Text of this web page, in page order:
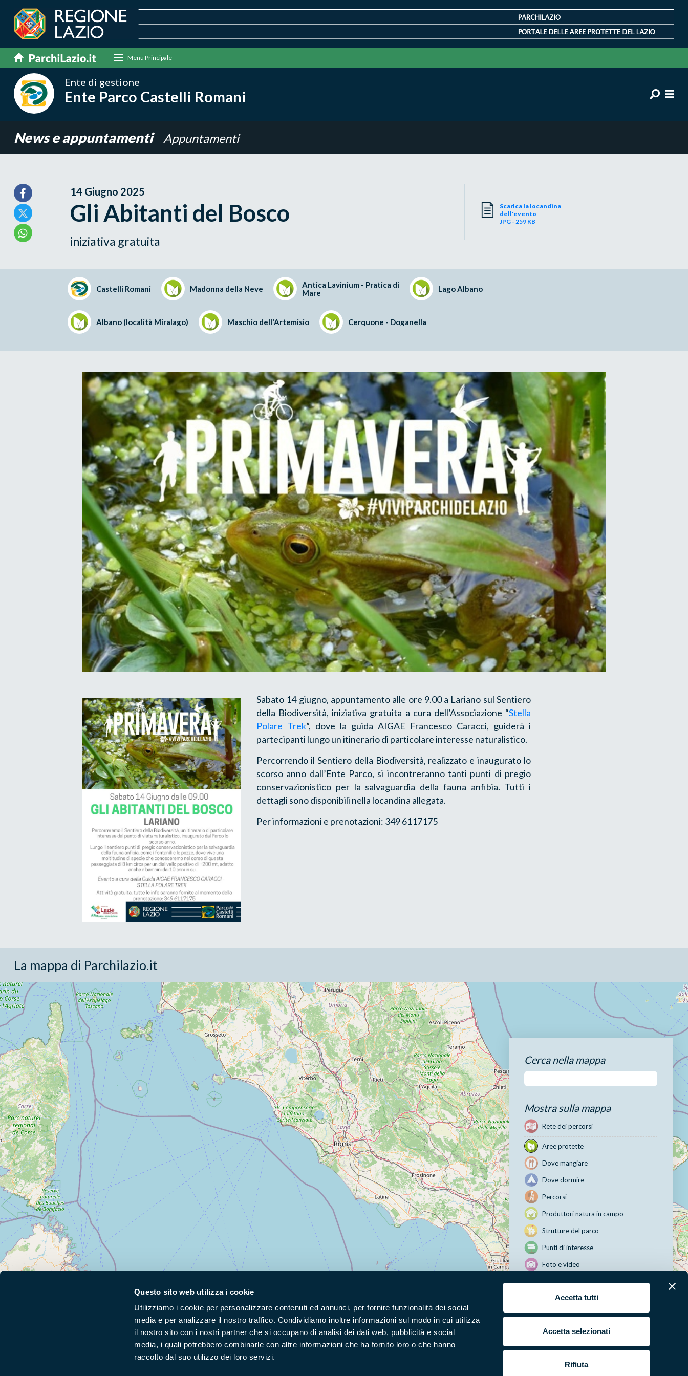
Questo sito web utilizza i cookie
Utilizziamo i cookie per personalizzare contenuti ed annunci, per fornire funzionalità dei social
media e per analizzare il nostro traffico. Condividiamo inoltre informazioni sul modo in cui utilizza
il nostro sito con i nostri partner che si occupano di analisi dei dati web, pubblicità e social
media, i quali potrebbero combinarle con altre informazioni che ha fornito loro o che hanno
raccolto dal suo utilizzo dei loro servizi.
Accetta tutti
Accetta selezionati
Rifiuta
Menu Principale
Ente di gestione
Ente Parco Castelli Romani
News e appuntamenti Appuntamenti
14 Giugno 2025
Gli Abitanti del Bosco
iniziativa gratuita
Scarica la locandina
dell'evento
JPG - 259 KB
Castelli Romani Madonna della Neve
Antica Lavinium - Pratica di
Mare
Lago Albano
Albano (località Miralago) Maschio dell'Artemisio Cerquone - Doganella
Sabato 14 giugno, appuntamento alle ore 9.00 a Lariano sul Sentiero
della Biodiversità, iniziativa gratuita a cura dell’Associazione “Stella
Polare Trek”, dove la guida AIGAE Francesco Caracci, guiderà i
partecipanti lungo un itinerario di particolare interesse naturalistico.
Percorrendo il Sentiero della Biodiversità, realizzato e inaugurato lo
scorso anno dall’Ente Parco, si incontreranno tanti punti di pregio
conservazionistico per la salvaguardia della fauna anfibia. Tutti i
dettagli sono disponibili nella locandina allegata.
Per informazioni e prenotazioni: 349 6117175
La mappa di Parchilazio.it
Leaflet|©OpenStreetMap
Cerca nella mappa
Mostra sulla mappa
Rete dei percorsi
Aree protette
Dove mangiare
Dove dormire
Percorsi
Produttori natura in campo
Strutture del parco
Punti di interesse
Foto e video
Naviga nel sito